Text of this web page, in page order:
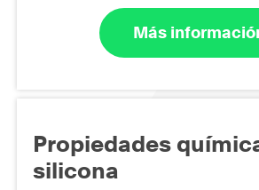
Más
Propiedades
silicona